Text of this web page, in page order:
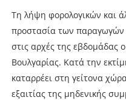
Τη λήψη φορολογικών και
προστασία των
στις αρχές της εβδομάδας
Βουλγαρίας. Κατά την
καταρρέει στη γείτονα
εξαιτίας της μηδενικής